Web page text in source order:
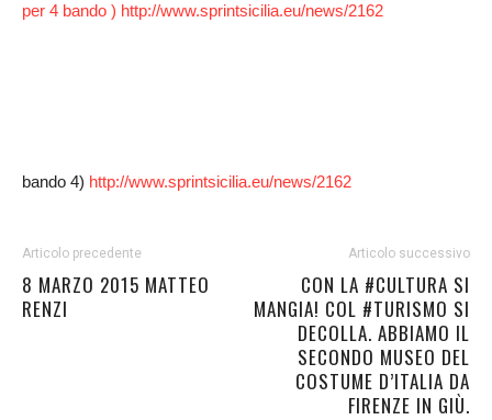
per 4 bando ) http://www.sprintsicilia.eu/news/2162
bando 4) http://www.sprintsicilia.eu/news/2162
Articolo precedente
8 MARZO 2015 MATTEO
RENZI
Articolo successivo
CON LA #CULTURA SI
MANGIA! COL #TURISMO SI
DECOLLA. ABBIAMO IL
SECONDO MUSEO DEL
COSTUME D’ITALIA DA
FIRENZE IN GIÙ.